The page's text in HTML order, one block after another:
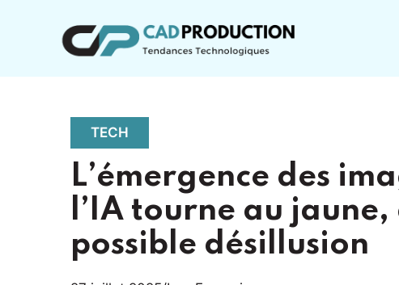
TECH
L’émergence des
l’IA tourne au
possible désillusion